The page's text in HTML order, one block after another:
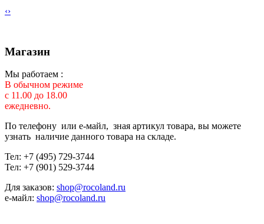
‹›
Магазин
Мы работаем :
В обычном режиме
с 11.00 до 18.00
ежедневно.
По телефону или е-майл, зная артикул товара, вы можете
узнать наличие данного товара на складе.
Тел: +7 (495) 729-3744
Тел: +7 (901) 529-3744
Для заказов: shop@rocoland.ru
е-майл: shop@rocoland.ru